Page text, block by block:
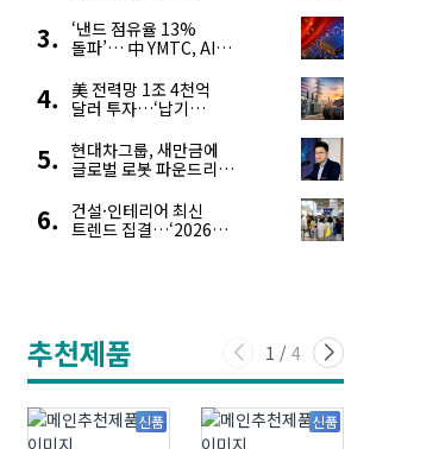
우려 확대
‘낸드 점유율 13%
돌파’… 中 YMTC, AI
4위 맹추격
美 전력망 1조 4천억
달러 투자…‘납기
전력기자재 수출 호조
현대차그룹, 새만금에
글로벌 로봇 파운드리
건설·인테리어 최신
트렌드 집결…‘2026
추천제품 1 / 4
신품 신품